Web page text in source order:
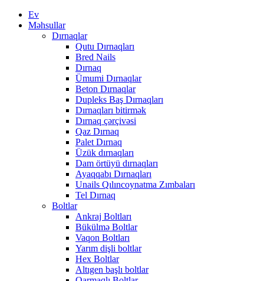
Ev
Məhsullar
Dırnaqlar
Qutu Dırnaqları
Bred Nails
Dırnaq
Ümumi Dırnaqlar
Beton Dırnaqlar
Dupleks Baş Dırnaqları
Dırnaqları bitirmək
Dırnaq çərçivəsi
Qaz Dırnaq
Palet Dırnaq
Üzük dırnaqları
Dam örtüyü dırnaqları
Ayaqqabı Dırnaqları
Unails Qılıncoynatma Zımbaları
Tel Dırnaq
Boltlar
Ankraj Boltları
Bükülmə Boltlar
Vaqon Boltları
Yarım dişli boltlar
Hex Boltlar
Altıgen başlı boltlar